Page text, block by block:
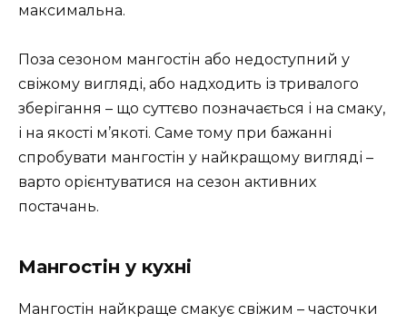
максимальна.
Поза сезоном мангостін або недоступний у
свіжому вигляді, або надходить із тривалого
зберігання – що суттєво позначається і на смаку,
і на якості м’якоті. Саме тому при бажанні
спробувати мангостін у найкращому вигляді –
варто орієнтуватися на сезон активних
постачань.
Мангостін у кухні
Мангостін найкраще смакує свіжим – часточки